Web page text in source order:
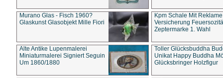
Murano Glas - Fisch 1960?
Glaskunst Glasobjekt Mille Fiori
Kpm Schale Mit Reklame
Versicherung
Zeptermarke 1. Wahl
Alte Antike Lupenmalerei
Miniaturmalerei Signiert Seguin
Um 1860/1880
Toller Glücksbuddha
Unikat Happy Buddha
Glücksbringer Holzfigur